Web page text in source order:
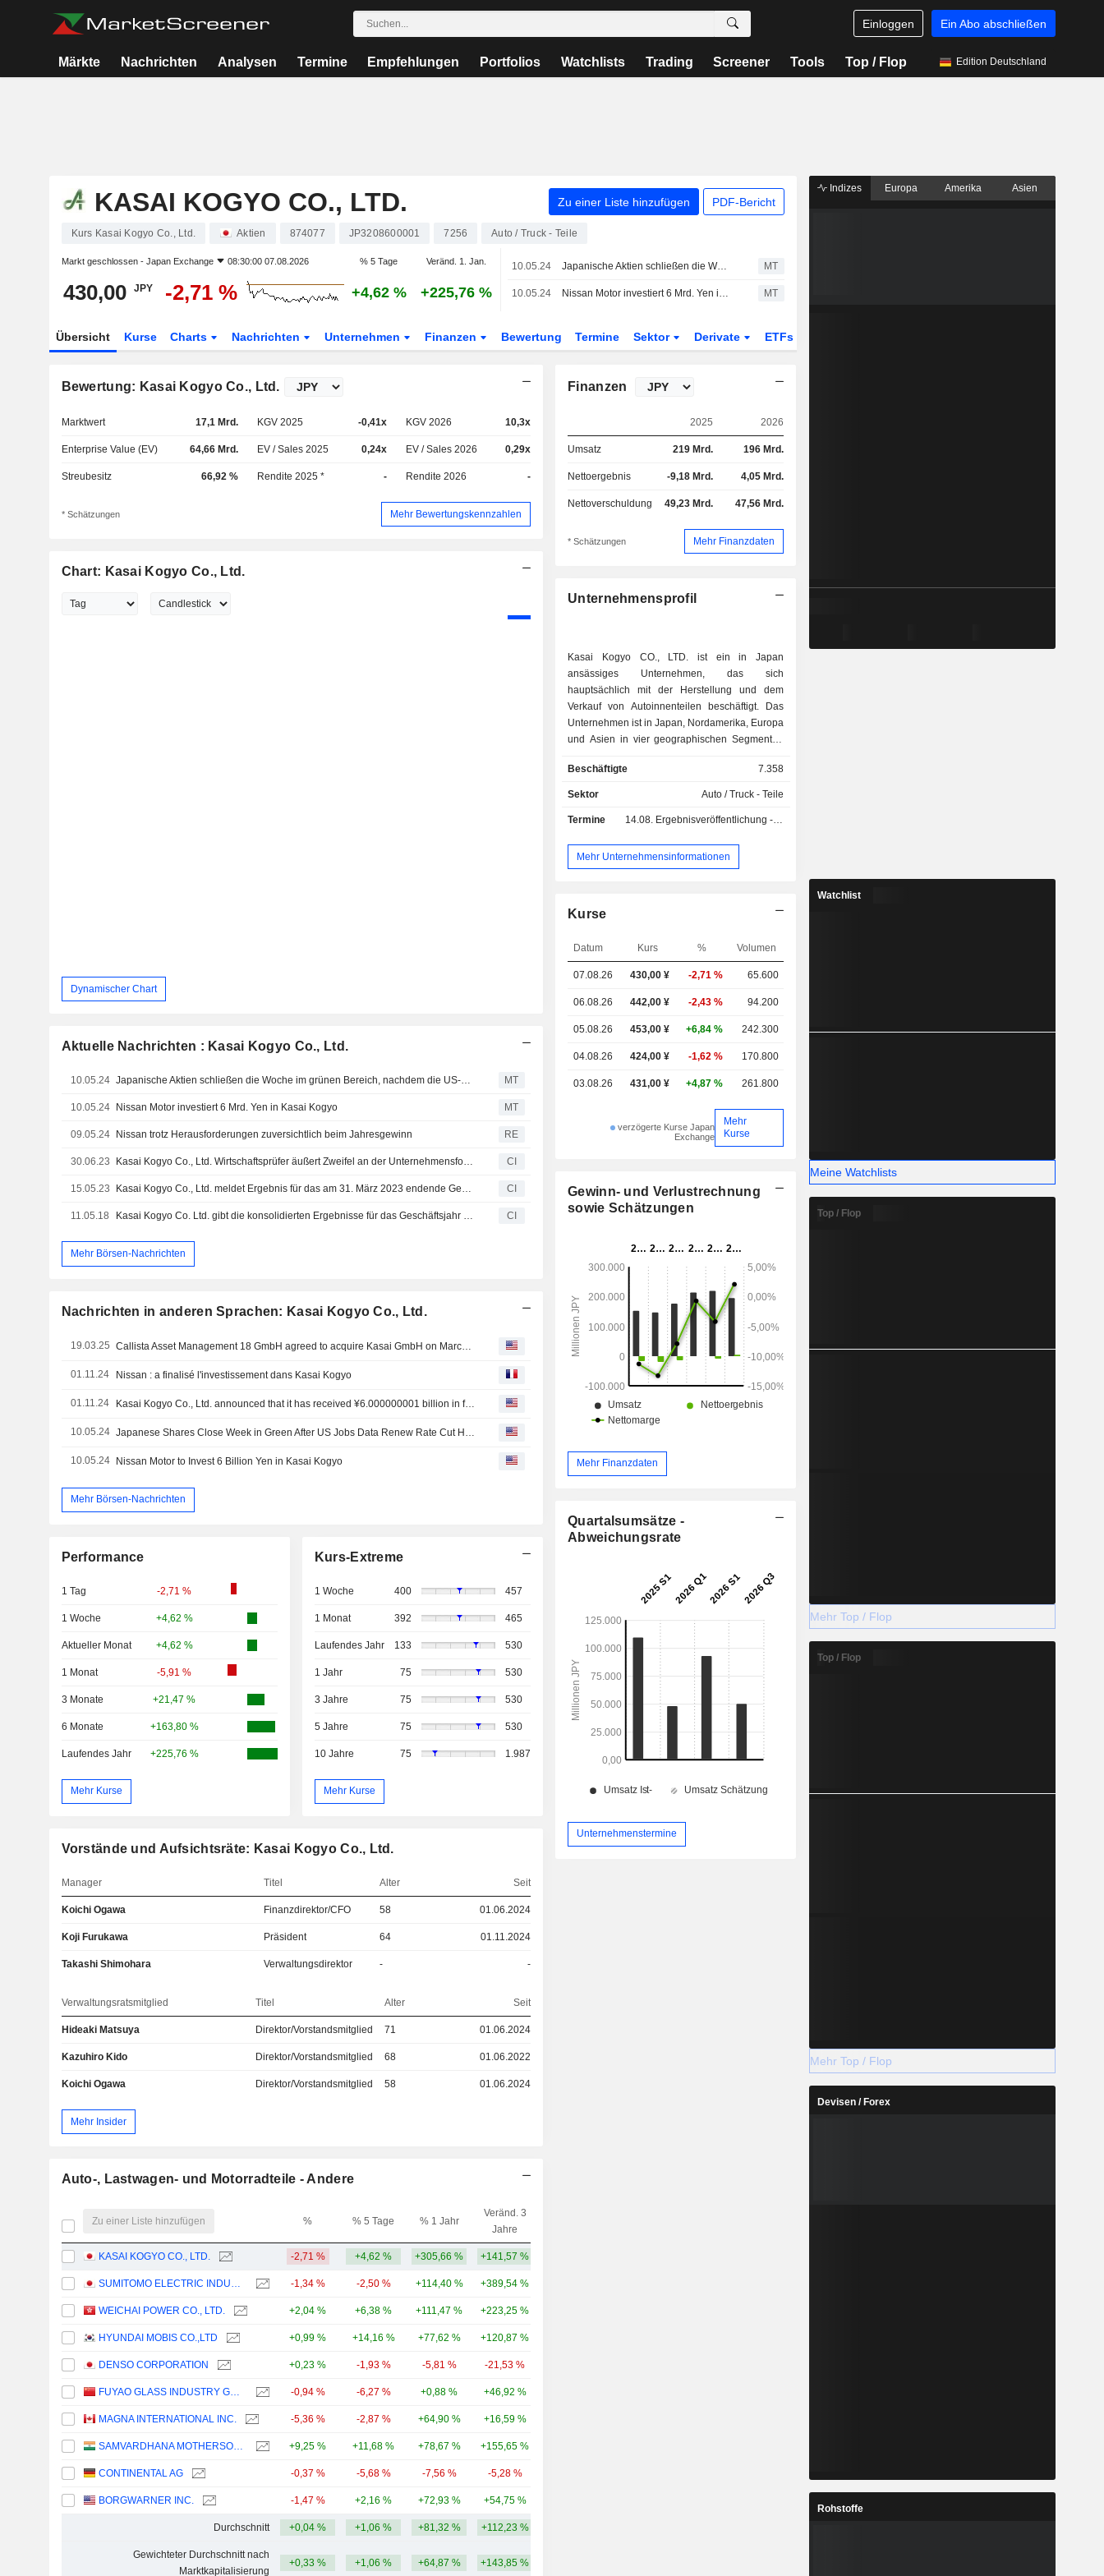
Einloggen Ein Abo abschließen
Märkte Nachrichten Analysen Termine Empfehlungen Portfolios Watchlists Trading Screener Tools Top / Flop Edition Deutschland
KASAI KOGYO CO., LTD. Zu einer Liste hinzufügen PDF-Bericht
Kurs Kasai Kogyo Co., Ltd. Aktien 874077 JP3208600001 7256 Auto / Truck - Teile
Markt geschlossen - Japan Exchange 08:30:00 07.08.2026 % 5 Tage Veränd. 1. Jan.
430,00 JPY -2,71 % +4,62 % +225,76 %
10.05.24 Japanische Aktien schließen die Woche im grünen Bereich, nachdem die US-Arbeitsmarktdaten die Hoffnung auf eine Zinssenkung erneuern; Relo Group steigt um 20% MT
10.05.24 Nissan Motor investiert 6 Mrd. Yen in Kasai Kogyo MT
Übersicht Kurse Charts Nachrichten Unternehmen Finanzen Bewertung Termine Sektor Derivate ETFs
Bewertung: Kasai Kogyo Co., Ltd.
Marktwert 17,1 Mrd. KGV 2025 -0,41x KGV 2026 10,3x
Enterprise Value (EV) 64,66 Mrd. EV / Sales 2025 0,24x EV / Sales 2026 0,29x
Streubesitz 66,92 % Rendite 2025 * - Rendite 2026 -
* Schätzungen Mehr Bewertungskennzahlen
Chart: Kasai Kogyo Co., Ltd.
Dynamischer Chart
Aktuelle Nachrichten : Kasai Kogyo Co., Ltd.
10.05.24 Japanische Aktien schließen die Woche im grünen Bereich, nachdem die US-Arbeitsmarktdaten die Hoffnung auf eine Zinssenkung erneuern; Relo Group steigt um 20% MT
10.05.24 Nissan Motor investiert 6 Mrd. Yen in Kasai Kogyo MT
09.05.24 Nissan trotz Herausforderungen zuversichtlich beim Jahresgewinn RE
30.06.23 Kasai Kogyo Co., Ltd. Wirtschaftsprüfer äußert Zweifel an der Unternehmensfortführung CI
15.05.23 Kasai Kogyo Co., Ltd. meldet Ergebnis für das am 31. März 2023 endende Geschäftsjahr CI
11.05.18 Kasai Kogyo Co. Ltd. gibt die konsolidierten Ergebnisse für das Geschäftsjahr 2017 bekannt; gibt eine Gewinnprognose für das Geschäftsjahr 2018 ab; gibt eine vorläufige Dividendenprognose für das Geschäftsjahr 2018 ab CI
Mehr Börsen-Nachrichten
Nachrichten in anderen Sprachen: Kasai Kogyo Co., Ltd.
19.03.25
01.11.24 Nissan : a finalisé l'investissement dans Kasai Kogyo
01.11.24 Kasai Kogyo Co., Ltd. announced that it has received ¥6.000000001 billion in funding from Nissan Motor Sales Co., Ltd.
10.05.24
10.05.24 Nissan Motor to Invest 6 Billion Yen in Kasai Kogyo
Mehr Börsen-Nachrichten
Performance
1 Tag -2,71 %
1 Woche +4,62 %
Aktueller Monat +4,62 %
1 Monat -5,91 %
3 Monate +21,47 %
6 Monate +163,80 %
Laufendes Jahr +225,76 %
Mehr Kurse
Kurs-Extreme
1 Woche 400 457
1 Monat 392 465
Laufendes Jahr 133 530
1 Jahr 75 530
3 Jahre 75 530
5 Jahre 75 530
10 Jahre 75 1.987
Mehr Kurse
Vorstände und Aufsichtsräte: Kasai Kogyo Co., Ltd.
Manager Titel Alter Seit
Koichi Ogawa Finanzdirektor/CFO 58 01.06.2024
Koji Furukawa Präsident 64 01.11.2024
Takashi Shimohara Verwaltungsdirektor - -
Verwaltungsratsmitglied Titel Alter Seit
Hideaki Matsuya Direktor/Vorstandsmitglied 71 01.06.2024
Kazuhiro Kido Direktor/Vorstandsmitglied 68 01.06.2022
Koichi Ogawa Direktor/Vorstandsmitglied 58 01.06.2024
Mehr Insider
Auto-, Lastwagen- und Motorradteile - Andere
Zu einer Liste hinzufügen % % 5 Tage % 1 Jahr
Veränd. 3
Jahre
KASAI KOGYO CO., LTD. -2,71 % +4,62 % +305,66 % +141,57 %
SUMITOMO ELECTRIC INDUSTRIES, LTD. -1,34 % -2,50 % +114,40 % +389,54 %
WEICHAI POWER CO., LTD. +2,04 % +6,38 % +111,47 % +223,25 %
HYUNDAI MOBIS CO.,LTD +0,99 % +14,16 % +77,62 % +120,87 %
DENSO CORPORATION +0,23 % -1,93 % -5,81 % -21,53 %
FUYAO GLASS INDUSTRY GROUP CO., LTD. -0,94 % -6,27 % +0,88 % +46,92 %
MAGNA INTERNATIONAL INC. -5,36 % -2,87 % +64,90 % +16,59 %
SAMVARDHANA MOTHERSON INTERNATIONAL LIMITED +9,25 % +11,68 % +78,67 % +155,65 %
CONTINENTAL AG -0,37 % -5,68 % -7,56 % -5,28 %
BORGWARNER INC. -1,47 % +2,16 % +72,93 % +54,75 %
Durchschnitt +0,04 % +1,06 % +81,32 % +112,23 %
Gewichteter Durchschnitt nach
Marktkapitalisierung
+0,33 % +1,06 % +64,87 % +143,85 %
Finanzen
2025 2026
Umsatz 219 Mrd. 196 Mrd.
Nettoergebnis -9,18 Mrd. 4,05 Mrd.
Nettoverschuldung 49,23 Mrd. 47,56 Mrd.
* Schätzungen Mehr Finanzdaten
Unternehmensprofil
Kasai Kogyo CO., LTD. ist ein in Japan
ansässiges Unternehmen, das sich
hauptsächlich mit der Herstellung und dem
Verkauf von Autoinnenteilen beschäftigt. Das
Unternehmen ist in Japan, Nordamerika, Europa
und Asien in vier geographischen Segmenten
Design, der Entwicklung, der Herstellung und
dem Verkauf von Autoinnenteilen, der
Entwicklung von Harz-Innenteilen für Autos und
Autos. Das Unternehmen ist auch in der
Bereitstellung von
Beschäftigte 7.358
Sektor Auto / Truck - Teile
Termine 14.08. Ergebnisveröffentlichung - Q1 2027
Mehr Unternehmensinformationen
Kurse
Datum Kurs % Volumen
07.08.26 430,00¥ -2,71 % 65.600
06.08.26 442,00 ¥ -2,43 % 94.200
05.08.26 453,00 ¥ +6,84 % 242.300
04.08.26 424,00 ¥ -1,62 % 170.800
03.08.26 431,00 ¥ +4,87 % 261.800
verzögerte Kurse Japan
Exchange
Mehr
Kurse
Gewinn- und Verlustrechnung
sowie Schätzungen
Mehr Finanzdaten
Quartalsumsätze -
Abweichungsrate
Unternehmenstermine
Indizes Europa Amerika Asien
Watchlist
Meine Watchlists
Top / Flop
Mehr Top / Flop
Top / Flop
Mehr Top / Flop
Devisen / Forex
Rohstoffe